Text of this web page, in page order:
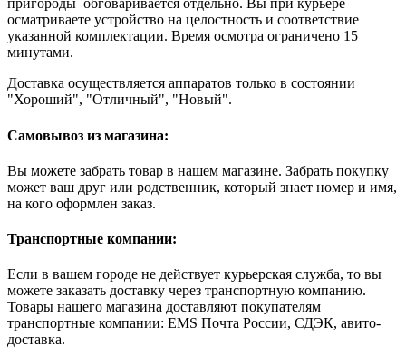
пригороды обговаривается отдельно. Вы при курьере
осматриваете устройство на целостность и соответствие
указанной комплектации. Время осмотра ограничено 15
минутами.
Доставка осуществляется аппаратов только в состоянии
"Хороший", "Отличный", "Новый".
Самовывоз из магазина:
Вы можете забрать товар в нашем магазине. Забрать покупку
может ваш друг или родственник, который знает номер и имя,
на кого оформлен заказ.
Транспортные компании:
Если в вашем городе не действует курьерская служба, то вы
можете заказать доставку через транспортную компанию.
Товары нашего магазина доставляют покупателям
транспортные компании: EMS Почта России, СДЭК, авито-
доставка.